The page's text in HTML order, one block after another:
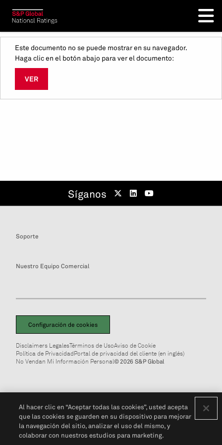
Este documento no se puede mostrar en su navegador.
Haga clic en el botón abajo para ver el documento:
VER
Síganos
Soporte
Nuestro Equipo Comercial
Configuración de cookies
Disclaimers LegalesTérminos de UsoAviso de Cookie
Política de PrivacidadPortal de privacidad del cliente (en inglés)
No Vendan Mi Información Personal© 2026 S&P Global
Al hacer clic en “Aceptar todas las cookies”, usted acepta
que las cookies se guarden en su dispositivo para mejorar
la navegación del sitio, analizar el uso del mismo, y
colaborar con nuestros estudios para marketing.